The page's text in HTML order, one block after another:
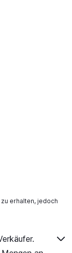
erhalten, jedoch